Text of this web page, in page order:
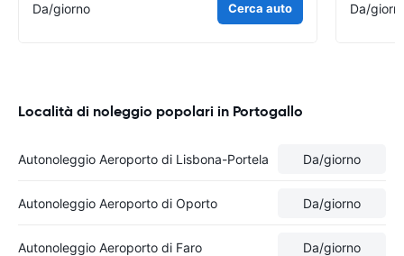
Da/giorno Cerca auto Da/
Località di noleggio popolari in Portogallo
Autonoleggio Aeroporto di Lisbona-Portela Da/giorno
Autonoleggio Aeroporto di Oporto Da/giorno
Autonoleggio Aeroporto di Faro Da/giorno